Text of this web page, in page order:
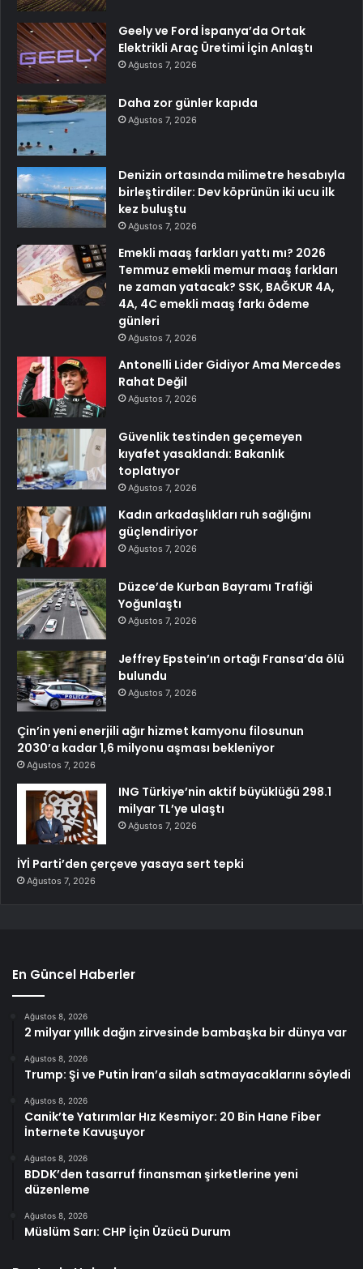
Geely ve Ford İspanya’da Ortak
Elektrikli Araç Üretimi İçin Anlaştı
Ağustos 7, 2026
Daha zor günler kapıda
Ağustos 7, 2026
Denizin ortasında milimetre hesabıyla
birleştirdiler: Dev köprünün iki ucu ilk
kez buluştu
Ağustos 7, 2026
Emekli maaş farkları yattı mı? 2026
Temmuz emekli memur maaş farkları
ne zaman yatacak? SSK, BAĞKUR 4A,
4A, 4C emekli maaş farkı ödeme
günleri
Ağustos 7, 2026
Antonelli Lider Gidiyor Ama Mercedes
Rahat Değil
Ağustos 7, 2026
Güvenlik testinden geçemeyen
kıyafet yasaklandı: Bakanlık
toplatıyor
Ağustos 7, 2026
Kadın arkadaşlıkları ruh sağlığını
güçlendiriyor
Ağustos 7, 2026
Düzce’de Kurban Bayramı Trafiği
Yoğunlaştı
Ağustos 7, 2026
Jeffrey Epstein’ın ortağı Fransa’da ölü
bulundu
Ağustos 7, 2026
Çin’in yeni enerjili ağır hizmet kamyonu filosunun
2030’a kadar 1,6 milyonu aşması bekleniyor
Ağustos 7, 2026
ING Türkiye’nin aktif büyüklüğü 298.1
milyar TL’ye ulaştı
Ağustos 7, 2026
İYİ Parti’den çerçeve yasaya sert tepki
Ağustos 7, 2026
En Güncel Haberler
Ağustos 8, 2026
2 milyar yıllık dağın zirvesinde bambaşka bir dünya var
Ağustos 8, 2026
Trump: Şi ve Putin İran’a silah satmayacaklarını söyledi
Ağustos 8, 2026
Canik’te Yatırımlar Hız Kesmiyor: 20 Bin Hane Fiber
İnternete Kavuşuyor
Ağustos 8, 2026
BDDK’den tasarruf finansman şirketlerine yeni
düzenleme
Ağustos 8, 2026
Müslüm Sarı: CHP İçin Üzücü Durum